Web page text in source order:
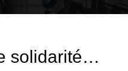
solidarité…